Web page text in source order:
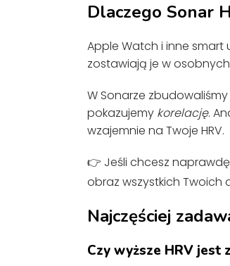
Dlaczego Sonar
Apple Watch i inne smart
zostawiają je w
W Sonarze
pokazujemy korelację.
wzajemnie na Twoje HRV.
👉 Jeśli chcesz
obraz wszystkich Twoich
Najczęściej
Czy wyższe HRV jest